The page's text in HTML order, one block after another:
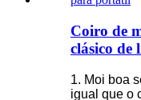
Coiro de
clásico
1. Moi boa
igual que o